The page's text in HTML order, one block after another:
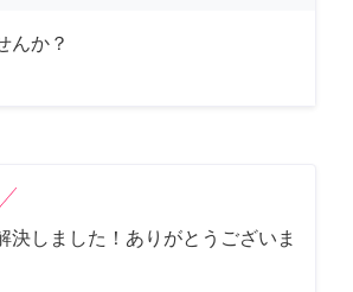
んか？
決しました！ありがとうございま